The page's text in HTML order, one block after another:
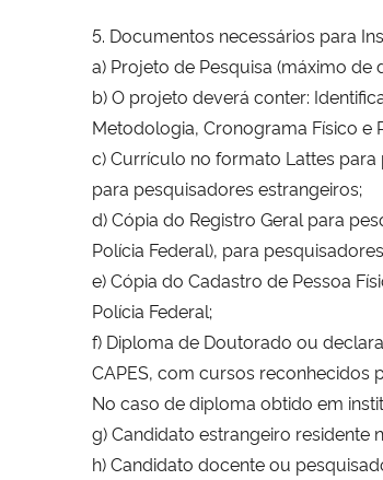
5. Documentos necessários para
a) Projeto de Pesquisa (máximo
b) O projeto deverá conter:
Metodologia, Cronograma Físico e
c) Currículo no formato Lattes para
para pesquisadores estrangeiros;
d) Cópia do Registro Geral para
Polícia Federal), para
e) Cópia do Cadastro de Pessoa
Polícia Federal;
f) Diploma de Doutorado ou
CAPES, com cursos reconhecidos
No caso de diploma obtido em
g) Candidato estrangeiro residente
h) Candidato docente ou